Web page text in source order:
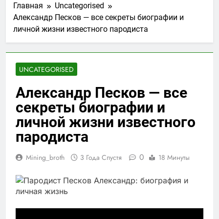
Главная
Uncategorised
Александр Песков — все секреты биографии и
личной жизни известного пародиста
UNCATEGORISED
Александр Песков — все
секреты биографии и
личной жизни известного
пародиста
Mining_broth 3 Года Спустя 0 18 Минуты